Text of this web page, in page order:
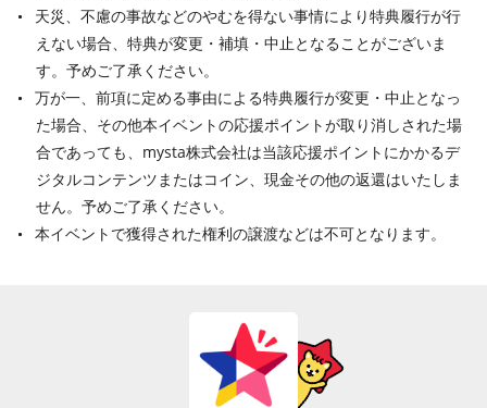
天災、不慮の事故などのやむを得ない事情により特典履行が行
えない場合、特典が変更・補填・中止となることがございま
す。予めご了承ください。
万が一、前項に定める事由による特典履行が変更・中止となっ
た場合、その他本イベントの応援ポイントが取り消しされた場
合であっても、mysta株式会社は当該応援ポイントにかかるデ
ジタルコンテンツまたはコイン、現金その他の返還はいたしま
せん。予めご了承ください。
本イベントで獲得された権利の譲渡などは不可となります。